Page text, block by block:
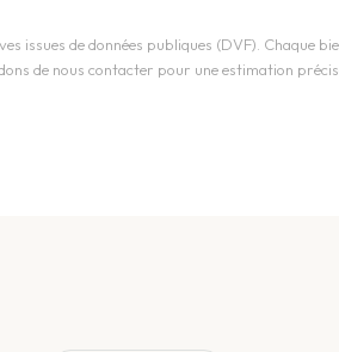
issues de données publiques (DVF). Chaque
de nous contacter pour une estimation